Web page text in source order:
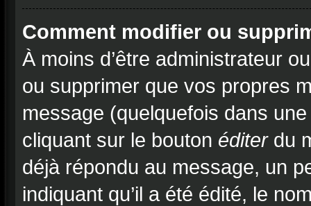
Comment modifier ou
À moins d’être administrateur
ou supprimer que vos propres
message (quelquefois dans
cliquant sur le bouton éditerdu
déjà répondu au message, un
indiquant qu’il a été édité, le